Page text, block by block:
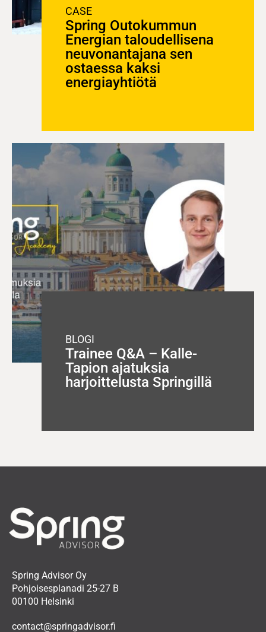
CASE
Spring Outokummun
Energian taloudellisena
neuvonantajana sen
ostaessa kaksi
energiayhtiötä
BLOGI
Trainee Q&A – Kalle-
Tapion ajatuksia
harjoittelusta Springillä
Spring Advisor Oy
Pohjoisesplanadi 25-27 B
00100 Helsinki
contact@springadvisor.fi